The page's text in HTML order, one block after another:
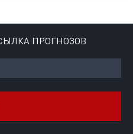
ПРОГНОЗОВ